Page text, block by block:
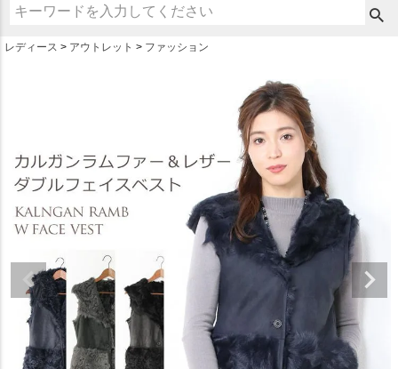
レディース アウトレット ファッション